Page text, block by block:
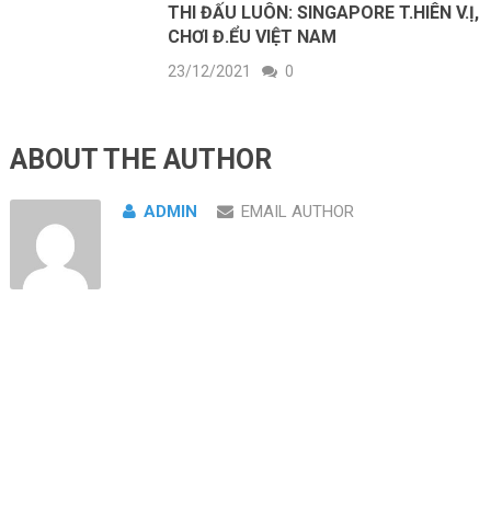
THI ĐẤU LUÔN: SINGAPORE T.HIÊN V.Ị,
CHƠI Đ.ỂU VIỆT NAM
23/12/2021 0
ABOUT THE AUTHOR
ADMIN EMAIL AUTHOR